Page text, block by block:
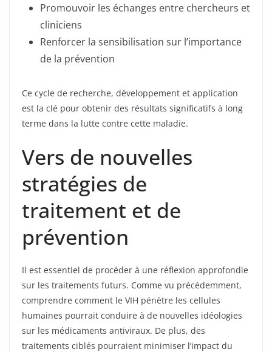
Promouvoir les échanges entre chercheurs et
cliniciens
Renforcer la sensibilisation sur l’importance
de la prévention
Ce cycle de recherche, développement et application
est la clé pour obtenir des résultats significatifs à long
terme dans la lutte contre cette maladie.
Vers de nouvelles
stratégies de
traitement et de
prévention
Il est essentiel de procéder à une réflexion approfondie
sur les traitements futurs. Comme vu précédemment,
comprendre comment le VIH pénètre les cellules
humaines pourrait conduire à de nouvelles idéologies
sur les médicaments antiviraux. De plus, des
traitements ciblés pourraient minimiser l’impact du